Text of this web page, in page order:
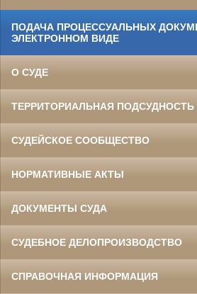
ПОДАЧА ПРОЦЕССУАЛЬНЫХ
ЭЛЕКТРОННОМ ВИДЕ
О СУДЕ
ТЕРРИТОРИАЛЬНАЯ ПОДСУДНОСТЬ
СУДЕЙСКОЕ СООБЩЕСТВО
НОРМАТИВНЫЕ АКТЫ
ДОКУМЕНТЫ СУДА
СУДЕБНОЕ ДЕЛОПРОИЗВОДСТВО
СПРАВОЧНАЯ ИНФОРМАЦИЯ